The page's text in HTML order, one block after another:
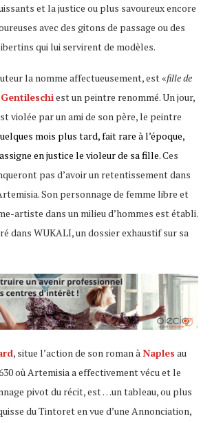
et la justice ou plus savoureux encore
avec des gitons de passage ou des
qui lui servirent de modèles.
la nomme affectueusement, est «fille de
est un peintre renommé. Un jour,
violée par un ami de son père, le peintre
mois plus tard, fait rare à l’époque,
en justice le violeur de sa fille.Ces
pas d’avoir un retentissement dans
Son personnage de femme libre et
artiste dans un milieu d’hommes est établi.
dans WUKALI, un dossier exhaustif sur sa
, situe l’action de son roman àNaples au
où Artemisia a effectivement vécu et le
pivot du récit, est …un tableau, ou plus
du Tintoret en vue d’une Annonciation,